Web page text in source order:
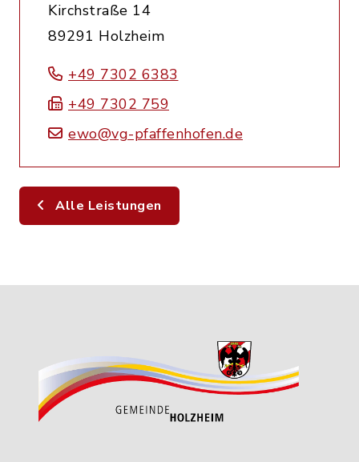
Kirchstraße 14
89291 Holzheim
+49 7302 6383
+49 7302 759
ewo@vg-pfaffenhofen.de
Alle Leistungen